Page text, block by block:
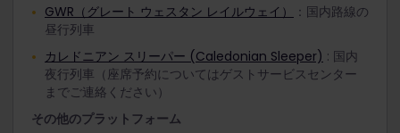
GWR（グレート ウェスタン レイルウェイ）
：国内路線の
昼行列車
カレドニアン スリーパー (Caledonian Sleeper) : 国内
夜行列車（座席予約についてはゲストサービスセンター
までご連絡ください）
その他のプラットフォーム